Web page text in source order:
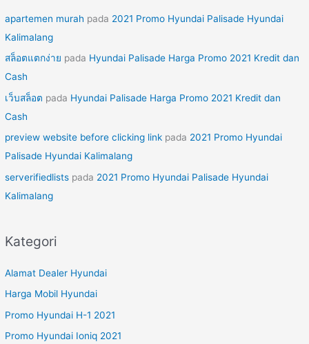
apartemen murah pada 2021 Promo Hyundai Palisade Hyundai
Kalimalang
สล็อตแตกง่าย pada Hyundai Palisade Harga Promo 2021 Kredit dan
Cash
เว็บสล็อต pada Hyundai Palisade Harga Promo 2021 Kredit dan
Cash
preview website before clicking link pada 2021 Promo Hyundai
Palisade Hyundai Kalimalang
serverifiedlists pada 2021 Promo Hyundai Palisade Hyundai
Kalimalang
Kategori
Alamat Dealer Hyundai
Harga Mobil Hyundai
Promo Hyundai H-1 2021
Promo Hyundai Ioniq 2021